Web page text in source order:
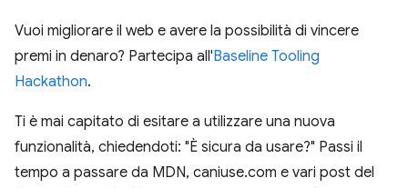
Vuoi migliorare il web e avere la possibilità di vincere
premi in denaro? Partecipa all'Baseline Tooling
Hackathon.
Ti è mai capitato di esitare a utilizzare una nuova
funzionalità, chiedendoti: "È sicura da usare?" Passi il
tempo a passare da MDN, caniuse.com e vari post del